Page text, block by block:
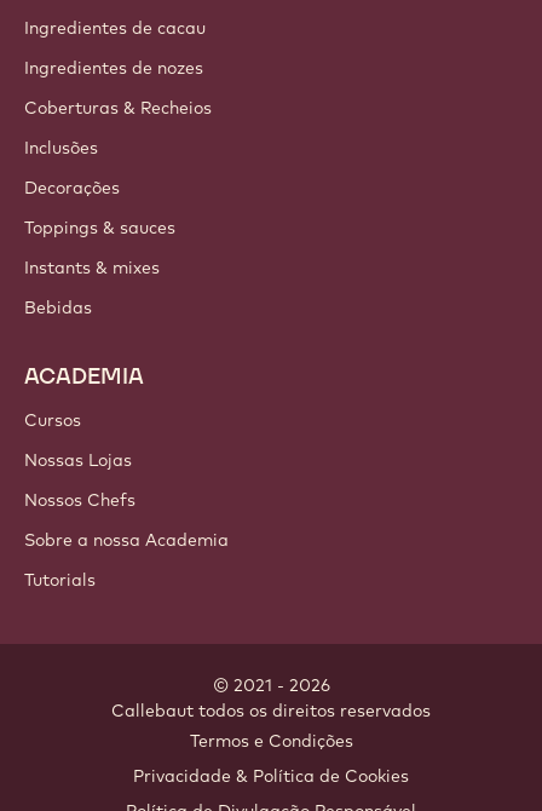
Ingredientes de cacau
Ingredientes de nozes
Coberturas & Recheios
Inclusões
Decorações
Toppings & sauces
Instants & mixes
Bebidas
ACADEMIA
Cursos
Nossas Lojas
Nossos Chefs
Sobre a nossa Academia
Tutorials
© 2021 - 2026
Callebaut todos os direitos reservados
Termos e Condições
Privacidade & Política de Cookies